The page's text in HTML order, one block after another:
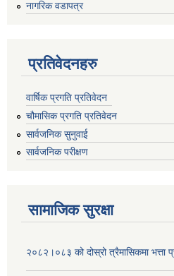
नागरिक वडापत्र
प्रतिवेदनहरु
वार्षिक प्रगति प्रतिवेदन
चौमासिक प्रगति प्रतिवेदन
सार्वजनिक सुनुवाई
सार्वजनिक परीक्षण
सामाजिक सुरक्षा
२०८२।०८३ को दोस्रो त्रैमासिकमा भत्ता